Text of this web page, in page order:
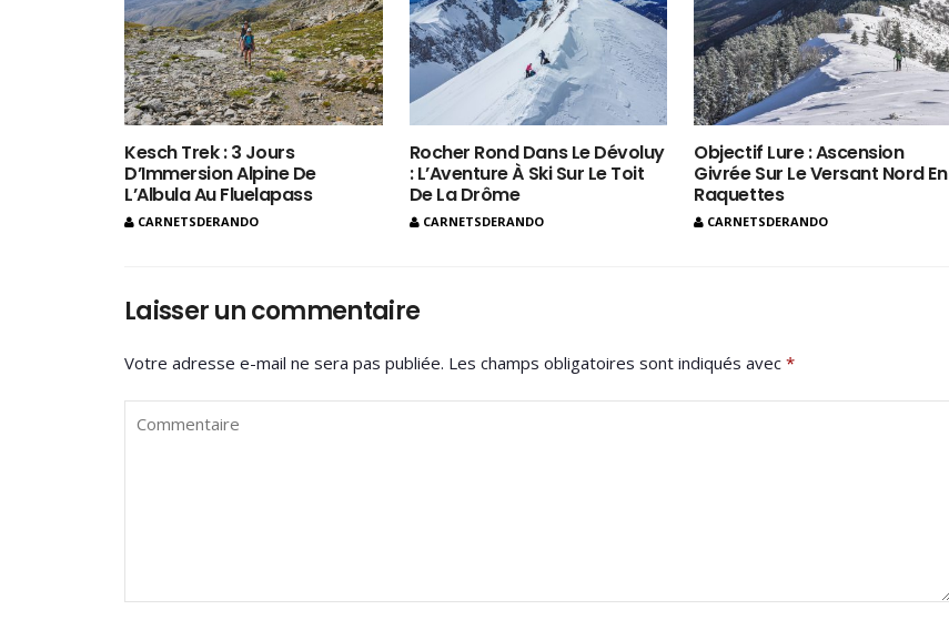
Kesch Trek : 3 Jours
D’Immersion Alpine De
L’Albula Au Fluelapass
CARNETSDERANDO
Rocher Rond Dans Le Dévoluy
: L’Aventure À Ski Sur Le Toit
De La Drôme
CARNETSDERANDO
Objectif Lure : Ascension
Givrée Sur Le Versant Nord En
Raquettes
CARNETSDERANDO
Laisser un commentaire
Votre adresse e-mail ne sera pas publiée. Les champs obligatoires sont indiqués avec *